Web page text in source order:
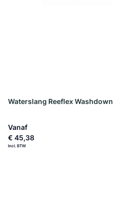
Waterslang Reeflex Washdown
Vanaf
€ 45,38